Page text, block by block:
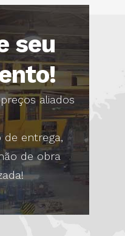
seu
aliados
de entrega,
de obra